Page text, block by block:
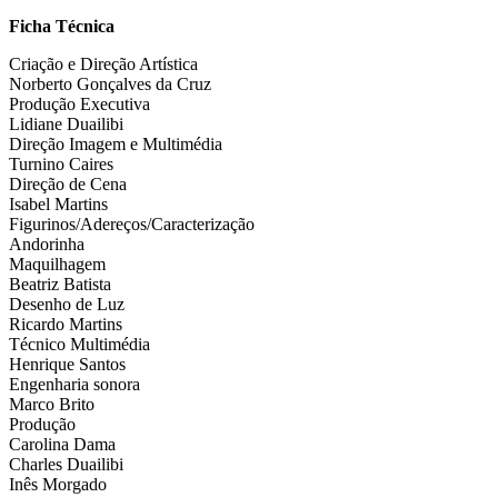
Ficha Técnica
Criação e Direção Artística
Norberto Gonçalves da Cruz
Produção Executiva
Lidiane Duailibi
Direção Imagem e Multimédia
Turnino Caires
Direção de Cena
Isabel Martins
Figurinos/Adereços/Caracterização
Andorinha
Maquilhagem
Beatriz Batista
Desenho de Luz
Ricardo Martins
Técnico Multimédia
Henrique Santos
Engenharia sonora
Marco Brito
Produção
Carolina Dama
Charles Duailibi
Inês Morgado